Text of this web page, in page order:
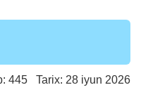
445 Tarix: 28 iyun 2026